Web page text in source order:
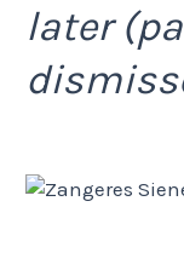
later